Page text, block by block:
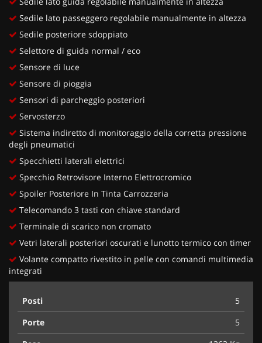
Sedile lato passeggero regolabile manualmente in altezza
Sedile posteriore sdoppiato
Selettore di guida normal / eco
Sensore di luce
Sensore di pioggia
Sensori di parcheggio posteriori
Servosterzo
Sistema indiretto di monitoraggio della corretta pressione
degli pneumatici
Specchietti laterali elettrici
Specchio Retrovisore Interno Elettrocromico
Spoiler Posteriore In Tinta Carrozzeria
Telecomando 3 tasti con chiave standard
Terminale di scarico non cromato
Vetri laterali posteriori oscurati e lunotto termico con timer
Volante compatto rivestito in pelle con comandi multimedia
integrati
Posti
5
Porte
5